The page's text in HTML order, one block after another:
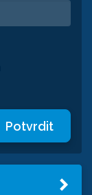
Potvrdit